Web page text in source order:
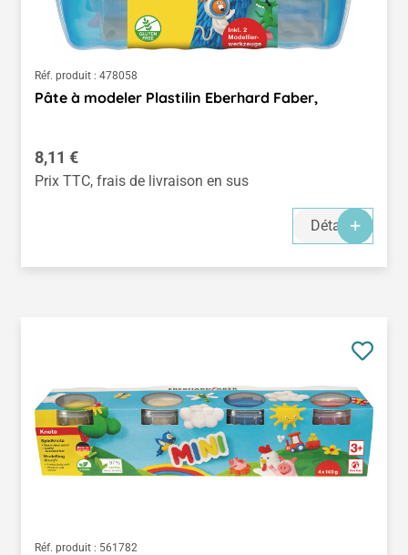
Réf. produit : 478058
Pâte à modeler Plastilin Eberhard Faber,
Prix régulier :
8,11 €
Prix TTC, frais de livraison en sus
Détails
Réf. produit : 561782